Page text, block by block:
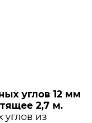
углов 12 мм
2,7 м.
из